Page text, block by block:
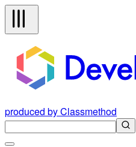
produced by Classmethod